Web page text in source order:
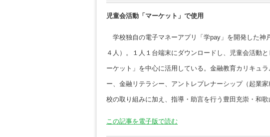
児童会活動「マーケット」で使用
学校独自の電子マネーアプリ「学pay」を開発した神
４人）。１人１台端末にダウンロードし、児童会活動
ーケット」を中心に活用している。金融教育カリキュ
ー、金融リテラシー、アントレプレナーシップ（起業
校の取り組みに加え、指導・助言を行う豊田充崇・和
この記事を電子版で読む